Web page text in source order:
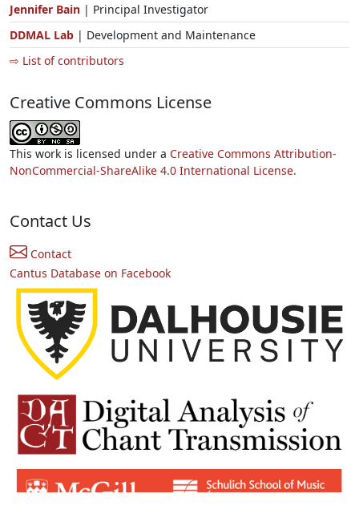
Jennifer Bain | Principal Investigator
DDMAL Lab | Development and Maintenance
⇨ List of contributors
Creative Commons License
This work is licensed under a Creative Commons Attribution-
NonCommercial-ShareAlike 4.0 International License.
Contact Us
Contact
Cantus Database on Facebook